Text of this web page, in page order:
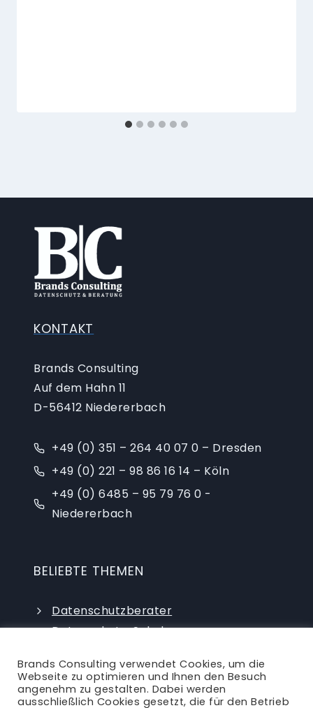
KONTAKT
Brands Consulting
Auf dem Hahn 11
D-56412 Niedererbach
+49 (0) 351 – 264 40 07 0 – Dresden
+49 (0) 221 – 98 86 16 14 – Köln
+49 (0) 6485 – 95 79 76 0 -
Niedererbach
BELIEBTE THEMEN
Datenschutzberater
Datenschutz-Schulungen
externer Datenschutzbeauftragter
Brands Consulting verwendet Cookies, um die
Webseite zu optimieren und Ihnen den Besuch
angenehm zu gestalten. Dabei werden
ausschließlich Cookies gesetzt, die für den Betrieb